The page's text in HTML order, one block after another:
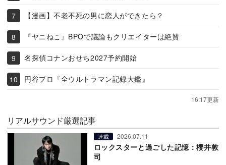
【漫画】不老不死の男に恋人ができたら？
『ヤニねこ』BPOで議論もクリエイターは絶賛
名探偵コナンおせち2027予約開始
円谷プロ『全ウルトラマン記録大鑑』
16:17更新
リアルサウンド厳選記事
連載 2026.07.11
ロックスターと過ごした記憶：櫻井敦
司